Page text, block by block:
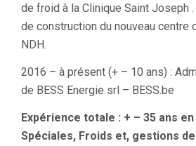
de froid à la Clinique Saint Joseph
de construction du nouveau
NDH.
2016 – à présent (+ – 10 ans) :
de BESS Energie srl – BESS.be
Expérience totale : + – 35 ans
Spéciales, Froids et, gestions